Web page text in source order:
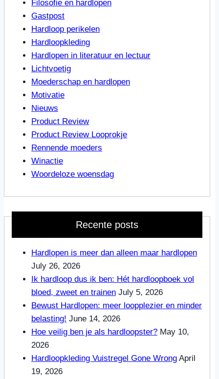
Filosofie en hardlopen
Gastpost
Hardloop perikelen
Hardloopkleding
Hardlopen in literatuur en lectuur
Lichtvoetig
Moederschap en hardlopen
Motivatie
Nieuws
Product Review
Product Review Looprokje
Rennende moeders
Winactie
Woordeloze woensdag
Recente posts
Hardlopen is meer dan alleen maar hardlopen
July 26, 2026
Ik hardloop dus ik ben: Hét hardloopboek vol
bloed, zweet en trainen July 5, 2026
Bewust Hardlopen: meer loopplezier en minder
belasting! June 14, 2026
Hoe veilig ben je als hardloopster? May 10,
2026
Hardloopkleding Vuistregel Gone Wrong April
19, 2026